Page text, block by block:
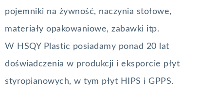
pojemniki na żywność, naczynia stołowe,
materiały opakowaniowe, zabawki itp.
W HSQY Plastic posiadamy ponad 20 lat
doświadczenia w produkcji i eksporcie płyt
styropianowych, w tym płyt HIPS i GPPS.